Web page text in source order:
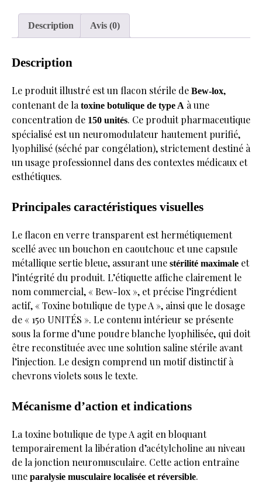
(150
Description Avis (0)
Description
Le produit illustré est un flacon stérile de Bew-lox,
contenant de la toxine botulique de type A à une
concentration de 150 unités. Ce produit pharmaceutique
spécialisé est un neuromodulateur hautement purifié,
lyophilisé (séché par congélation), strictement destiné à
un usage professionnel dans des contextes médicaux et
esthétiques.
Principales caractéristiques visuelles
Le flacon en verre transparent est hermétiquement
scellé avec un bouchon en caoutchouc et une capsule
métallique sertie bleue, assurant une stérilité maximale et
l’intégrité du produit. L’étiquette affiche clairement le
nom commercial, « Bew-lox », et précise l’ingrédient
actif,« Toxine botulique de type A », ainsi que le dosage
de« 150 UNITÉS ». Le contenu intérieur se présente
sous la forme d’une poudre blanche lyophilisée, qui doit
être reconstituée avec une solution saline stérile avant
l’injection. Le design comprend un motif distinctif à
chevrons violets sous le texte.
Mécanisme d’action et indications
La toxine botulique de type A agit en bloquant
temporairement la libération d’acétylcholine au niveau
de la jonction neuromusculaire. Cette action entraîne
une paralysie musculaire localisée et réversible.